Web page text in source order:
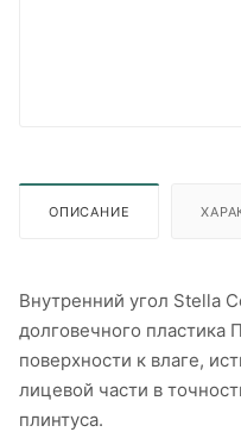
ОПИСАНИЕ
Внутренний угол Stella
долговечного
поверхности к влаге,
лицевой части в
плинтуса.